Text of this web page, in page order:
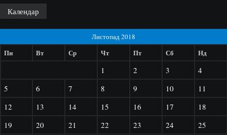
Календар
Листопад 2018
Пн Вт Ср Чт Пт Сб Нд
1 2 3
4
5
6 7 8 9 10
11
12
13 14 15 16 17
18
19
20 21 22 23 24 25